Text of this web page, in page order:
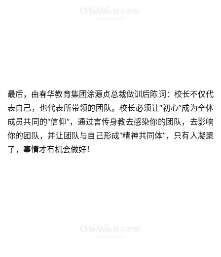
最后，由春华教育集团涂源贞总裁做训后陈词：校长不仅代
表自己，也代表所带领的团队。校长必须让“初心”成为全体
成员共同的“信仰”，通过言传身教去感染你的团队，去影响
你的团队，并让团队与自己形成“精神共同体”，只有人凝聚
了，事情才有机会做好！